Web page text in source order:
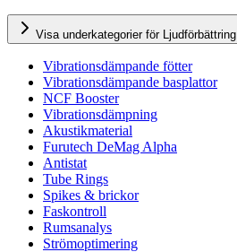
Visa underkategorier för Ljudförbättring
Vibrationsdämpande fötter
Vibrationsdämpande basplattor
NCF Booster
Vibrationsdämpning
Akustikmaterial
Furutech DeMag Alpha
Antistat
Tube Rings
Spikes & brickor
Faskontroll
Rumsanalys
Strömoptimering